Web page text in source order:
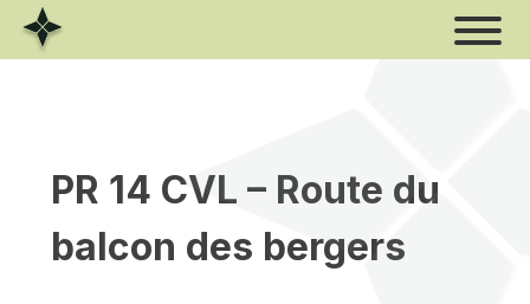
Skip
PR 14 CVL – Route du
balcon des bergers